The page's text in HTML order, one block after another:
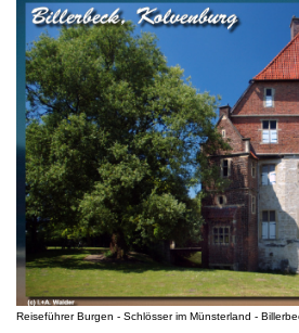
Reiseführer Burgen - Schlösser im Münsterland -